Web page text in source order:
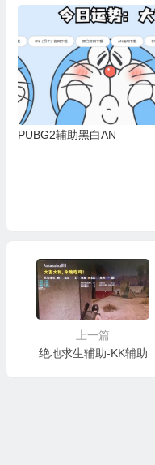
PUBG2辅助黑白AN
上一篇
绝地求生辅助-KK辅助